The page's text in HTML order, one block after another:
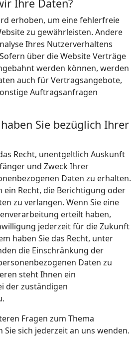
Ihre Daten?
erhoben, um eine fehlerfreie
zu gewährleisten. Andere
Ihres Nutzerverhaltens
über die Website Verträge
werden können, werden
auch für Vertragsangebote,
Auftragsanfragen
Sie bezüglich Ihrer
Recht, unentgeltlich Auskunft
und Zweck Ihrer
Daten zu erhalten.
ein Recht, die Berichtigung oder
zu verlangen. Wenn Sie eine
erteilt haben,
jederzeit für die Zukunft
haben Sie das Recht, unter
die Einschränkung der
Daten zu
steht Ihnen ein
der zuständigen
Fragen zum Thema
Sie sich jederzeit an uns wenden.